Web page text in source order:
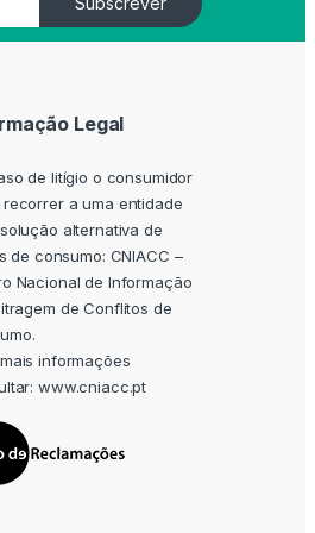
Legal
de litígio o consumidor
recorrer a uma entidade
alternativa de
de consumo: CNIACC –
Nacional de Informação
de Conflitos de
informações
www.cniacc.pt